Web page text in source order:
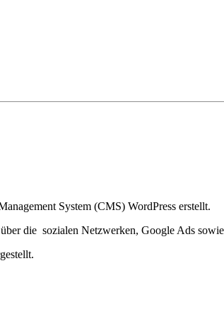
System (CMS) WordPress erstellt.
die sozialen Netzwerken, Google Ads